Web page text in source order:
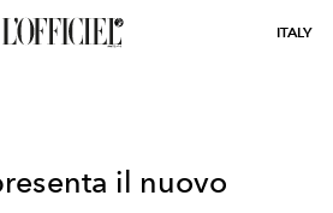
ITALY
il nuovo